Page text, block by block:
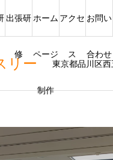
リー 東京都品川区
出張研
修
ホーム
ページ
制作
アクセ
ス
お問い
合わせ